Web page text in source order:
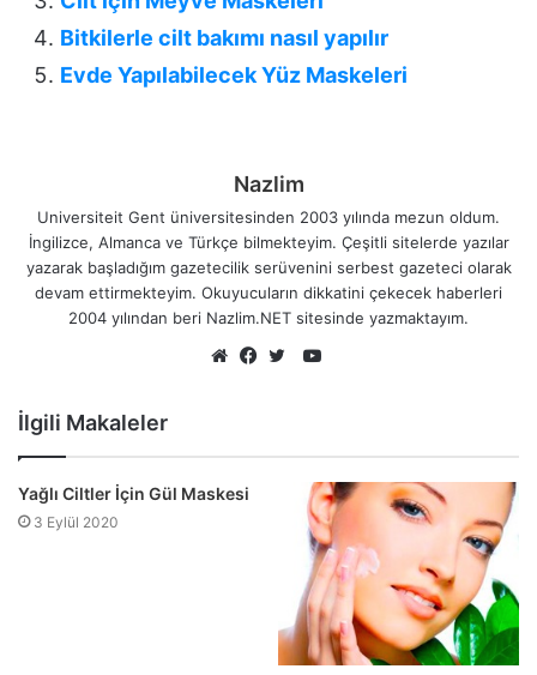
Bitkilerle cilt bakımı nasıl yapılır
Evde Yapılabilecek Yüz Maskeleri
Nazlim
Universiteit Gent üniversitesinden 2003 yılında mezun oldum.
İngilizce, Almanca ve Türkçe bilmekteyim. Çeşitli sitelerde yazılar
yazarak başladığım gazetecilik serüvenini serbest gazeteci olarak
devam ettirmekteyim. Okuyucuların dikkatini çekecek haberleri
2004 yılından beri Nazlim.NET sitesinde yazmaktayım.
YouTube
İlgili Makaleler
Yağlı Ciltler İçin Gül Maskesi
3 Eylül 2020